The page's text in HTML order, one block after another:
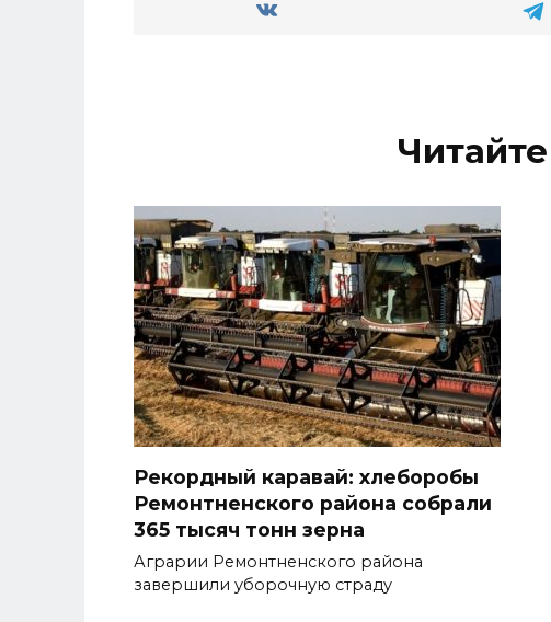
Рекордный каравай: хлеборобы
Ремонтненского района собрали
365 тысяч тонн зерна
Аграрии Ремонтненского района
завершили уборочную страду